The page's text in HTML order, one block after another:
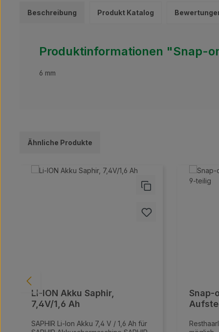
Beschreibung Produkt Katalog
Produktinformationen "Snap-
6 mm
Ähnliche Produkte
Li-ION Akku Saphir,
7,4V/1,6 Ah
SAPHIR Li-Ion Akku 7,4 V / 1,6 Ah für
Snap-